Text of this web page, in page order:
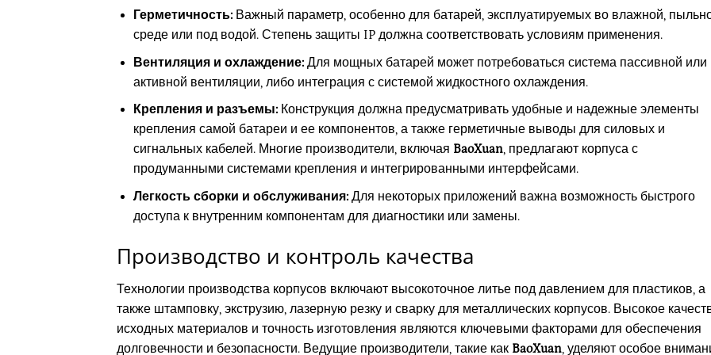
Герметичность:Важный параметр, особенно для батарей, эксплуатируемых во влажной,
среде или под водой. Степень защиты IP должна соответствовать условиям применения.
Вентиляция и охлаждение:Для мощных батарей может потребоваться система пассивной или
активной вентиляции, либо интеграция с системой жидкостного охлаждения.
Крепления и разъемы:Конструкция должна предусматривать удобные и надежные элементы
крепления самой батареи и ее компонентов, а также герметичные выводы для силовых и
сигнальных кабелей. Многие производители, включая BaoXuan, предлагают корпуса с
продуманными системами крепления и интегрированными интерфейсами.
Легкость сборки и обслуживания:Для некоторых приложений важна возможность быстрого
доступа к внутренним компонентам для диагностики или замены.
Производство и контроль качества
Технологии производства корпусов включают высокоточное литье под давлением для пластиков, а
также штамповку, экструзию, лазерную резку и сварку для металлических корпусов. Высокое
исходных материалов и точность изготовления являются ключевыми факторами для обеспечения
долговечности и безопасности. Ведущие производители, такие как BaoXuan , уделяют особое